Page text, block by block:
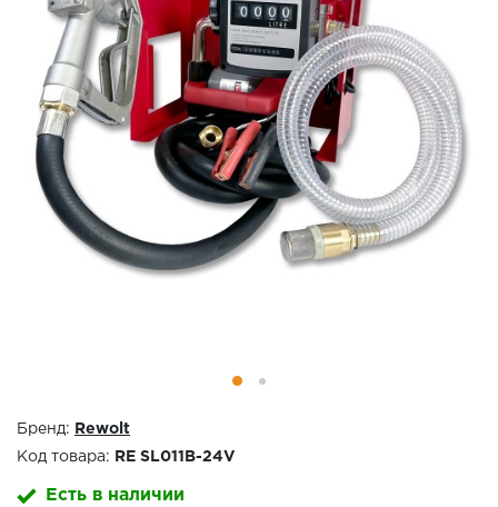
Бренд: Rewolt
Код товара: RE SL011B-24V
Есть в наличии